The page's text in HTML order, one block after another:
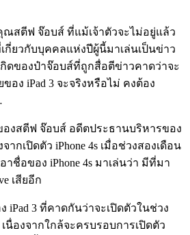
ณสตีฟ จ๊อบส์ ที่แม้เจ้าตัวจะไม่อยู่แล้ว
กี่ยวกับบุคคลแห่งปีผู้นี้มาเล่นเป็นข่าว
ดของป๋าจ๊อบส์ที่ถูกสื่อตีข่าวคาดว่าจะ
อง iPad 3 จะจริงหรือไม่ คงต้อง
องสตีฟ จ๊อบส์ อดีตประธานบริหารของ
ากเปิดตัว iPhone 4s เมื่อช่วงสองเดือน
ชื่อของ iPhone 4s มาเล่นว่า มีที่มา
เสียอีก
iPad 3 ที่คาดกันว่าจะเปิดตัวในช่วง
องจากใกล้จะครบรอบการเปิดตัว